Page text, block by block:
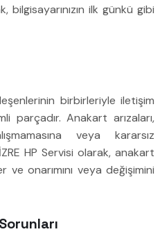
bilgisayarınızın ilk günkü gibi
birbirleriyle iletişim
parçadır. Anakart arızaları,
veya kararsız
HP Servisi olarak, anakart
ve onarımını veya değişimini